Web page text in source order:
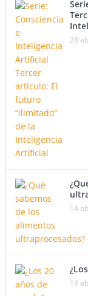
28
14
14